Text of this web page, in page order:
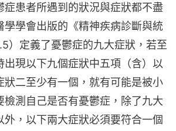
症患者所遇到的狀況與症狀都不盡
學學會出版的《精神疾病診斷與統
）定義了憂鬱症的九大症狀，若至
出現以下九個症狀中五項（含）以
狀二至少有一個，就有可能是被小
檢測自己是否有憂鬱症，除了九大
外，以下兩大症狀必須要符合一個